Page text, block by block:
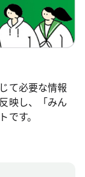
て必要な情報
映し、「みん
す。